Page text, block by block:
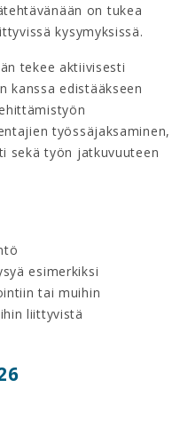
on tukea
kysymyksissä.
tekee aktiivisesti
kanssa edistääkseen
työssäjaksaminen,
sekä työn jatkuvuuteen
esimerkiksi
tai muihin
liittyvistä